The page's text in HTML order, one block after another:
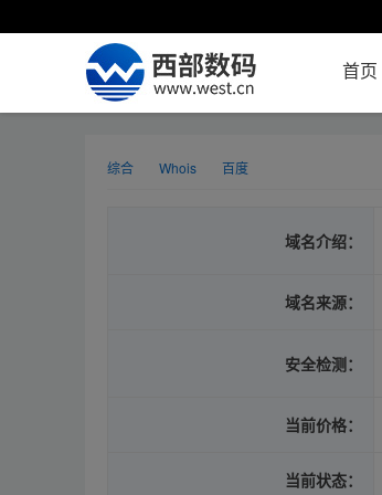
首页
综合 Whois 百度
域名介绍：
域名来源：
安全检测：
当前价格：
当前状态：